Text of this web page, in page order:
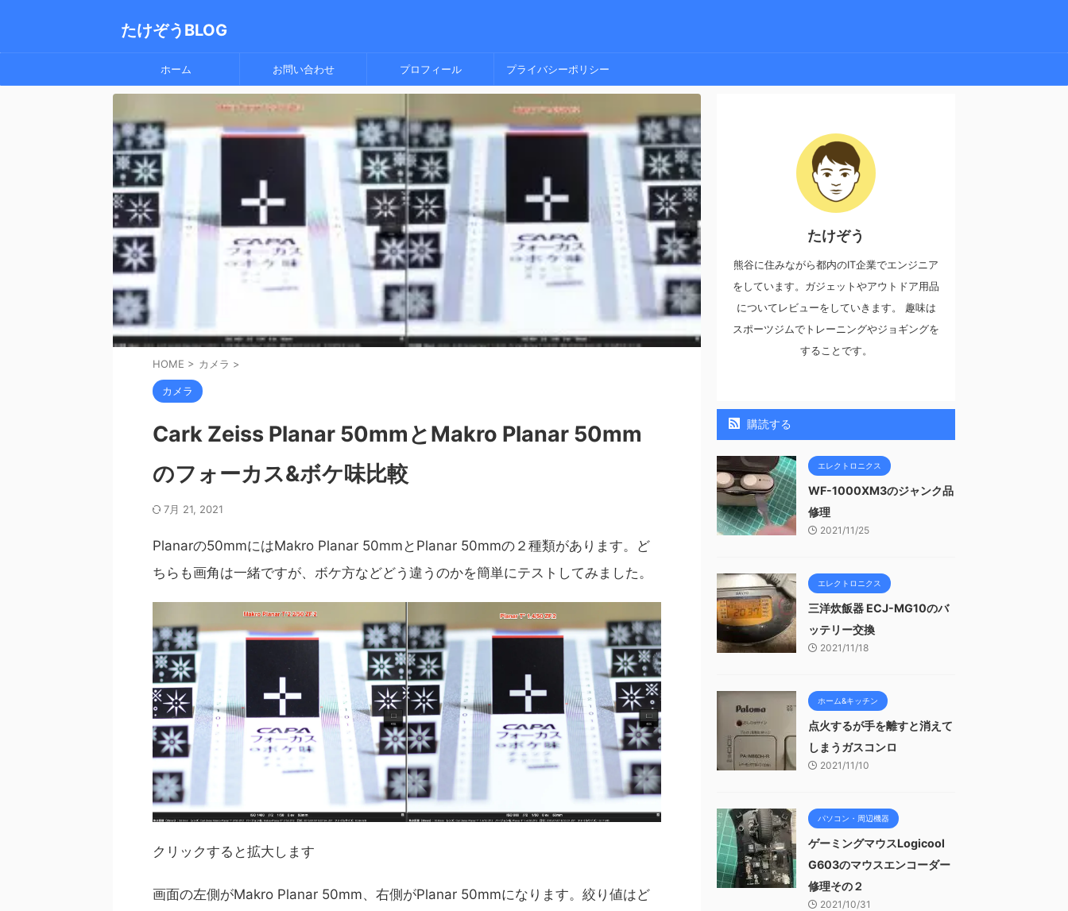
たけぞうBLOG
ホーム お問い合わせ プロフィール プライバシーポリシー
HOME > カメラ >
カメラ
Cark Zeiss Planar 50mmとMakro Planar 50mm
のフォーカス&ボケ味比較
7月 21, 2021
Planarの50mmにはMakro Planar 50mmとPlanar 50mmの２種類があります。ど
ちらも画角は一緒ですが、ボケ方などどう違うのかを簡単にテストしてみました。
クリックすると拡大します
画面の左側がMakro Planar 50mm、右側がPlanar 50mmになります。絞り値はど
たけぞう
熊谷に住みながら都内のIT企業でエンジニア
をしています。ガジェットやアウトドア用品
についてレビューをしていきます。 趣味は
スポーツジムでトレーニングやジョギングを
することです。
購読する
エレクトロニクス
WF-1000XM3のジャンク品
修理
2021/11/25
エレクトロニクス
三洋炊飯器 ECJ-MG10のバ
ッテリー交換
2021/11/18
ホーム&キッチン
点火するが手を離すと消えて
しまうガスコンロ
2021/11/10
パソコン・周辺機器
ゲーミングマウスLogicool
G603のマウスエンコーダー
修理その２
2021/10/31